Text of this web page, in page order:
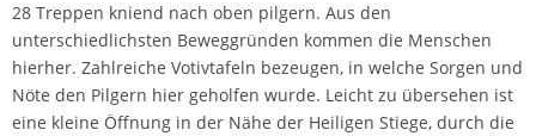
28 Treppen kniend nach oben pilgern. Aus den
unterschiedlichsten Beweggründen kommen die Menschen
hierher. Zahlreiche Votivtafeln bezeugen, in welche Sorgen und
Nöte den Pilgern hier geholfen wurde. Leicht zu übersehen ist
eine kleine Öffnung in der Nähe der Heiligen Stiege, durch die